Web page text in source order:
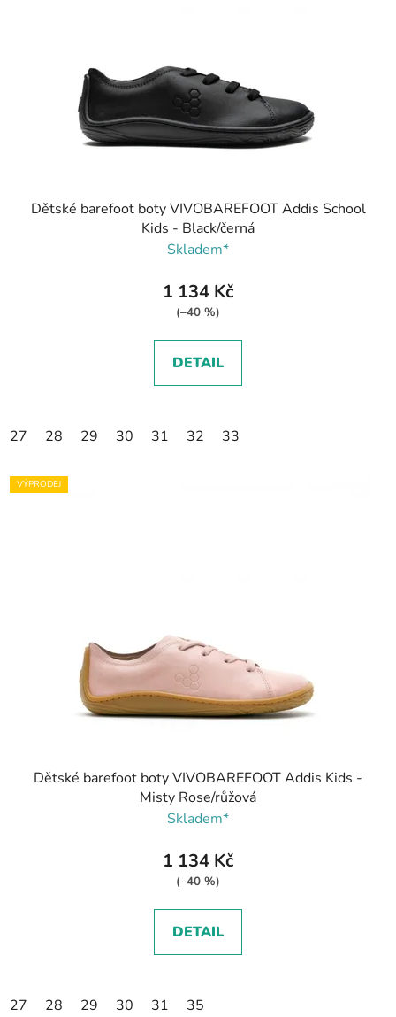
Dětské barefoot boty VIVOBAREFOOT Addis School
Kids - Black/černá
Skladem*
1 134 Kč
(–40 %)
DETAIL
27 28 29 30 31 32 33
VÝPRODEJ
Dětské barefoot boty VIVOBAREFOOT Addis Kids -
Misty Rose/růžová
Skladem*
1 134 Kč
(–40 %)
DETAIL
27 28 29 30 31 35